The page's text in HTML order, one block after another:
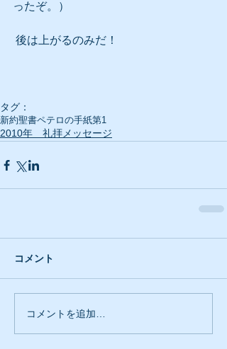
ったぞ。）
後は上がるのみだ！
タグ：
新約聖書ペテロの手紙第1
2010年 礼拝メッセージ
コメント
コメントを追加…